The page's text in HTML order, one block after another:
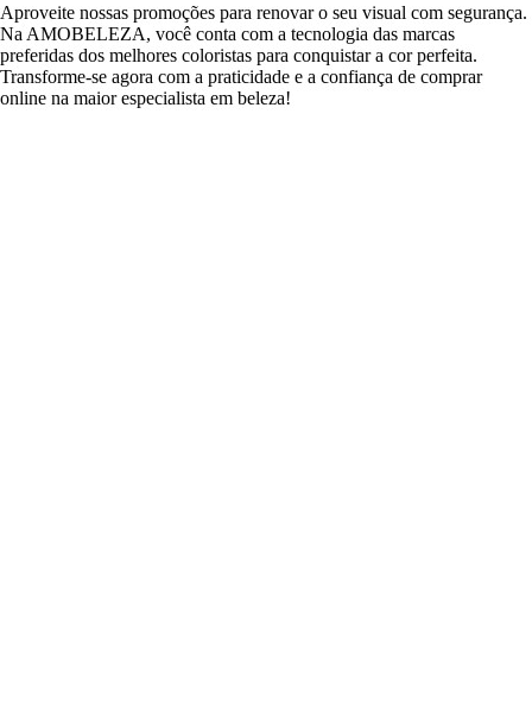
Aproveite nossas promoções para renovar o seu visual com segurança.
Na AMOBELEZA, você conta com a tecnologia das marcas
preferidas dos melhores coloristas para conquistar a cor perfeita.
Transforme-se agora com a praticidade e a confiança de comprar
online na maior especialista em beleza!